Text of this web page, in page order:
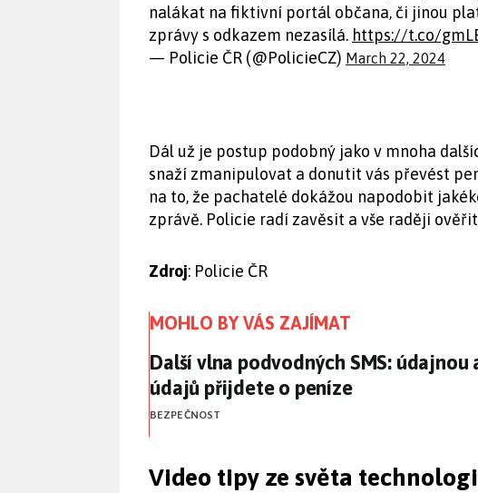
nalákat na fiktivní portál občana, či jinou
zprávy s odkazem nezasílá. https://t.co/
— Policie ČR (@PolicieCZ) March 22, 2024
Dál už je postup podobný jako v mnoha
snaží zmanipulovat a donutit vás převést
na to, že pachatelé dokážou napodobit
zprávě. Policie radí zavěsit a vše raději
Zdroj: Policie ČR
MOHLO BY VÁS ZAJÍMAT
Další vlna podvodných SMS:
Další vlna podvodných SMS:
údajů přijdete o peníze
BEZPEČNOST
Video tipy ze světa